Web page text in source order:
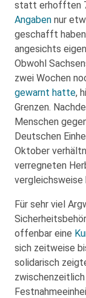
statt erhofften
Angaben nur
geschafft
angesichts
Obwohl
zwei Wochen
gewarnt hatte,
Grenzen.
Menschen
Deutschen
Oktober
verregneten
vergleichsweise
Für sehr viel
offenbar eine
sich zeitweise
solidarisch